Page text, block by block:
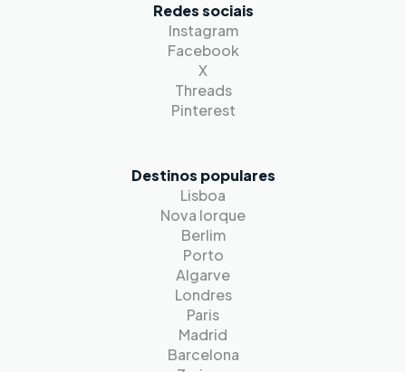
Redes sociais
Instagram
Facebook
X
Threads
Pinterest
Destinos populares
Lisboa
Nova Iorque
Berlim
Porto
Algarve
Londres
Paris
Madrid
Barcelona